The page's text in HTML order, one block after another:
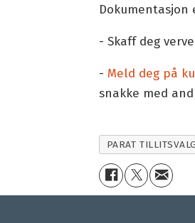
Dokumentasjon
- Skaff deg
-Meld deg på
snakke med
PARAT